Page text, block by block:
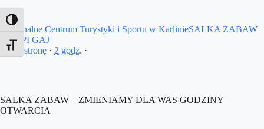
Toggle High Contrast
Toggle Font size
Regionalne Centrum Turystyki i Sportu w KarlinieSALKA ZABAW
MAŁPI GAJ
Polub stronę · 2 godz. ·
SALKA ZABAW – ZMIENIAMY DLA WAS GODZINY
OTWARCIA